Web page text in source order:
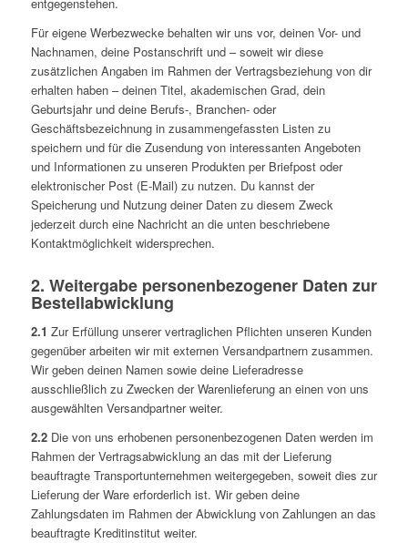
Für eigene Werbezwecke behalten wir uns vor, deinen Vor- und
Nachnamen, deine Postanschrift und – soweit wir diese
zusätzlichen Angaben im Rahmen der Vertragsbeziehung von dir
erhalten haben – deinen Titel, akademischen Grad, dein
Geburtsjahr und deine Berufs-, Branchen- oder
Geschäftsbezeichnung in zusammengefassten Listen zu
speichern und für die Zusendung von interessanten Angeboten
und Informationen zu unseren Produkten per Briefpost oder
elektronischer Post (E-Mail) zu nutzen. Du kannst der
Speicherung und Nutzung deiner Daten zu diesem Zweck
jederzeit durch eine Nachricht an die unten beschriebene
Kontaktmöglichkeit widersprechen.
2. Weitergabe personenbezogener Daten zur
Bestellabwicklung
2.1 Zur Erfüllung unserer vertraglichen Pflichten unseren Kunden
gegenüber arbeiten wir mit externen Versandpartnern zusammen.
Wir geben deinen Namen sowie deine Lieferadresse
ausschließlich zu Zwecken der Warenlieferung an einen von uns
ausgewählten Versandpartner weiter.
2.2Die von uns erhobenen personenbezogenen Daten werden im
Rahmen der Vertragsabwicklung an das mit der Lieferung
beauftragte Transportunternehmen weitergegeben, soweit dies zur
Lieferung der Ware erforderlich ist. Wir geben deine
Zahlungsdaten im Rahmen der Abwicklung von Zahlungen an das
beauftragte Kreditinstitut weiter.